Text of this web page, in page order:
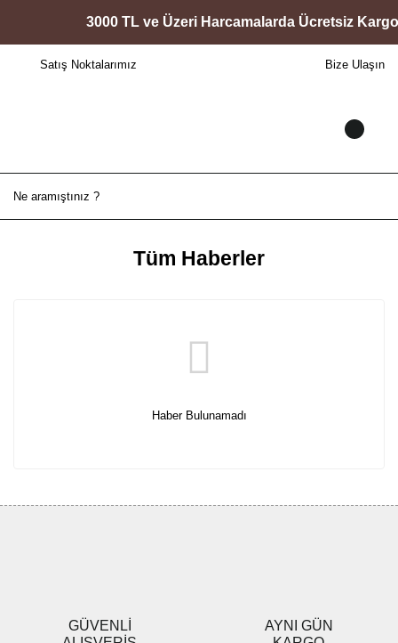
3000 TL ve Üzeri Harcamalarda Ücretsiz Kargo
Satış Noktalarımız Bize Ulaşın
Tüm Haberler
Haber Bulunamadı
GÜVENLİ
AYNI GÜN